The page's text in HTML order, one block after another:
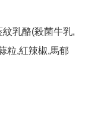
粒,紅辣椒,馬郁